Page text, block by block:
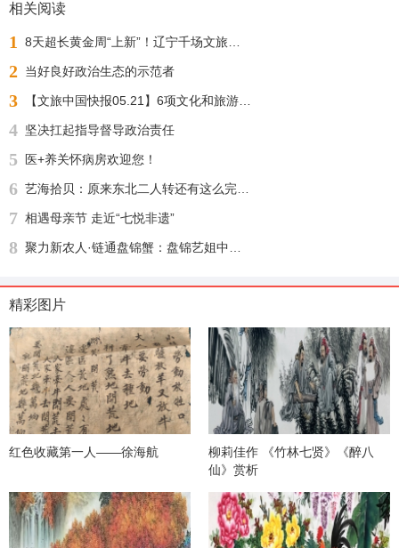
相关阅读
1
2 当好良好政治生态的示范者
3
4 坚决扛起指导督导政治责任
5 医+养关怀病房欢迎您！
6
7 相遇母亲节 走近“七悦非遗”
8
精彩图片
红色收藏第一人——徐海航
柳莉佳作 《竹林七贤》《醉八
仙》赏析